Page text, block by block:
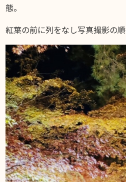
態。
紅葉の前に列をなし写真撮影の順